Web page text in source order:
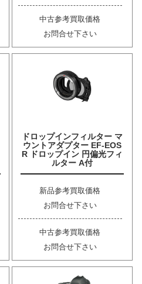
中古参考買取価格
お問合せ下さい
ドロップインフィルター マ
ウントアダプター EF-EOS
R ドロップイン 円偏光フィ
ルター A付
新品参考買取価格
お問合せ下さい
中古参考買取価格
お問合せ下さい